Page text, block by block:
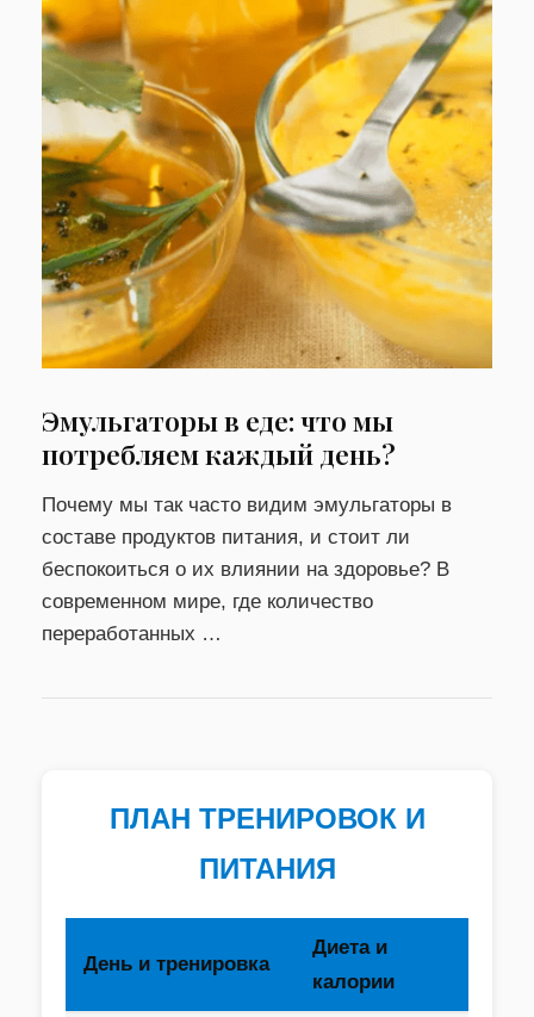
Эмульгаторы в еде: что мы
потребляем каждый день?
Почему мы так часто видим эмульгаторы в
составе продуктов питания, и стоит ли
беспокоиться о их влиянии на здоровье? В
современном мире, где количество
переработанных …
ПЛАН ТРЕНИРОВОК И
ПИТАНИЯ
День и тренировка
Диета и
калории